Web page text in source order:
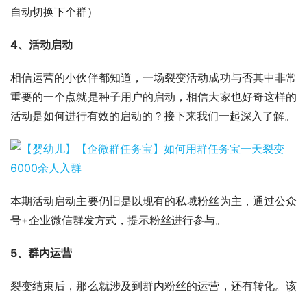
自动切换下个群）
4、活动启动
相信运营的小伙伴都知道，一场裂变活动成功与否其中非常
重要的一个点就是种子用户的启动，相信大家也好奇这样的
活动是如何进行有效的启动的？接下来我们一起深入了解。
本期活动启动主要仍旧是以现有的私域粉丝为主，通过公众
号+企业微信群发方式，提示粉丝进行参与。
5、群内运营
裂变结束后，那么就涉及到群内粉丝的运营，还有转化。该